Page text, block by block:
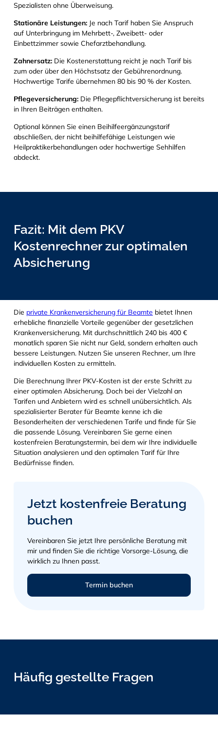
Spezialisten ohne Überweisung.
Stationäre Leistungen: Je nach Tarif haben Sie Anspruch
auf Unterbringung im Mehrbett-, Zweibett- oder
Einbettzimmer sowie Chefarztbehandlung.
Zahnersatz: Die Kostenerstattung reicht je nach Tarif bis
zum oder über den Höchstsatz der Gebührenordnung.
Hochwertige Tarife übernehmen 80 bis 90 % der Kosten.
Pflegeversicherung: Die Pflegepflichtversicherung ist bereits
in Ihren Beiträgen enthalten.
Optional können Sie einen Beihilfeergänzungstarif
abschließen, der nicht beihilfefähige Leistungen wie
Heilpraktikerbehandlungen oder hochwertige Sehhilfen
abdeckt.
Fazit: Mit dem PKV
Kostenrechner zur optimalen
Absicherung
Die private Krankenversicherung für Beamte bietet Ihnen
erhebliche finanzielle Vorteile gegenüber der gesetzlichen
Krankenversicherung. Mit durchschnittlich 240 bis 400 €
monatlich sparen Sie nicht nur Geld, sondern erhalten auch
bessere Leistungen. Nutzen Sie unseren Rechner, um Ihre
individuellen Kosten zu ermitteln.
Die Berechnung Ihrer PKV-Kosten ist der erste Schritt zu
einer optimalen Absicherung. Doch bei der Vielzahl an
Tarifen und Anbietern wird es schnell unübersichtlich. Als
spezialisierter Berater für Beamte kenne ich die
Besonderheiten der verschiedenen Tarife und finde für Sie
die passende Lösung. Vereinbaren Sie gerne einen
kostenfreien Beratungstermin, bei dem wir Ihre individuelle
Situation analysieren und den optimalen Tarif für Ihre
Bedürfnisse finden.
Jetzt kostenfreie Beratung
buchen
Vereinbaren Sie jetzt Ihre persönliche Beratung mit
mir und finden Sie die richtige Vorsorge-Lösung, die
wirklich zu Ihnen passt.
Termin buchen
Häufig gestellte Fragen